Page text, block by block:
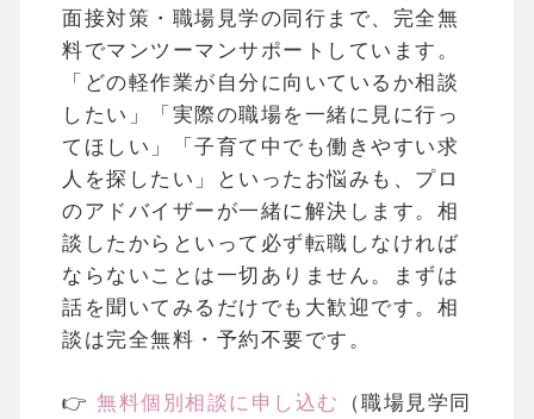
面接対策・職場見学の同行まで、完全無
料でマンツーマンサポートしています。
「どの軽作業が自分に向いているか相談
したい」「実際の職場を一緒に見に行っ
てほしい」「子育て中でも働きやすい求
人を探したい」といったお悩みも、プロ
のアドバイザーが一緒に解決します。相
談したからといって必ず転職しなければ
ならないことは一切ありません。まずは
話を聞いてみるだけでも大歓迎です。相
談は完全無料・予約不要です。
👉 無料個別相談に申し込む
（職場見学同